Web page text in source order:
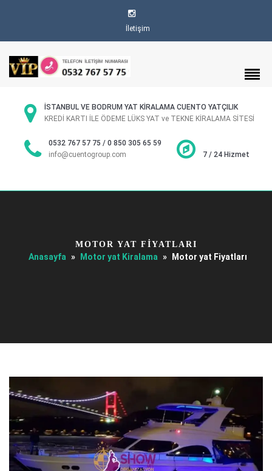
İletişim
İSTANBUL VE BODRUM YAT KİRALAMA CUENTO YATÇILIK
KREDİ KARTI İLE ÖDEME LÜKS YAT ve TEKNE KİRALAMA SİTESİ
0532 767 57 75 / 0 850 305 65 59
info@cuentogroup.com
7 / 24 Hizmet
MOTOR YAT FIYATLARI
Anasayfa » Motor yat Kiralama » Motor yat Fiyatları